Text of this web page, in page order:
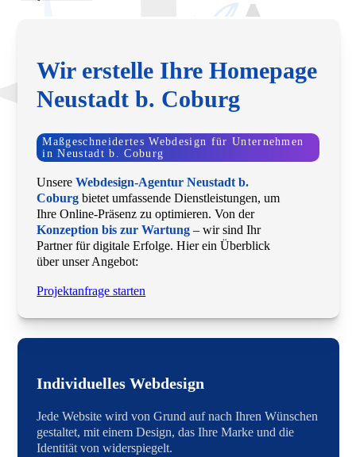
Wir erstelle Ihre Homepage
Neustadt b. Coburg
Maßgeschneidertes Webdesign für Unternehmen
in Neustadt b. Coburg
UnsereWebdesign-Agentur Neustadt b.
Coburg bietet umfassende Dienstleistungen, um
Ihre Online-Präsenz zu optimieren. Von der
Konzeption bis zur Wartung – wir sind Ihr
Partner für digitale Erfolge. Hier ein Überblick
über unser Angebot:
Projektanfrage starten
Individuelles Webdesign
Jede Website wird von Grund auf nach Ihren Wünschen
gestaltet, mit einem Design, das Ihre Marke und die
Identität von widerspiegelt.